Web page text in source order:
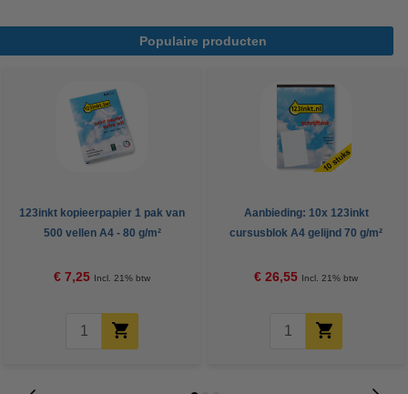
Populaire producten
123inkt kopieerpapier 1 pak van
500 vellen A4 - 80 g/m²
€ 7,25 Incl. 21% btw
Aanbieding: 10x 123inkt
cursusblok A4 gelijnd 70 g/m²
€ 26,55 Incl. 21% btw